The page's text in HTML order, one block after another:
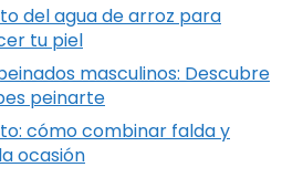
del agua de arroz para
tu piel
masculinos: Descubre
peinarte
cómo combinar falda y
ocasión